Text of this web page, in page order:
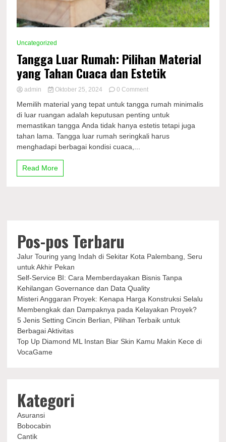
Uncategorized
Tangga Luar Rumah: Pilihan Material
yang Tahan Cuaca dan Estetik
admin Oktober 25, 2024 0 Commenton
Luar
Rumah:
Pilihan
Material
Memilih material yang tepat untuk tangga rumah minimalis
di luar ruangan adalah keputusan penting untuk
memastikan tangga Anda tidak hanya estetis tetapi juga
tahan lama. Tangga luar rumah seringkali harus
menghadapi berbagai kondisi cuaca,...
Read More
Pos-pos Terbaru
Jalur Touring yang Indah di Sekitar Kota Palembang, Seru
untuk Akhir Pekan
Self-Service BI: Cara Memberdayakan Bisnis Tanpa
Kehilangan Governance dan Data Quality
Misteri Anggaran Proyek: Kenapa Harga Konstruksi Selalu
Membengkak dan Dampaknya pada Kelayakan Proyek?
5 Jenis Setting Cincin Berlian, Pilihan Terbaik untuk
Berbagai Aktivitas
Top Up Diamond ML Instan Biar Skin Kamu Makin Kece di
VocaGame
Kategori
Asuransi
Bobocabin
Cantik